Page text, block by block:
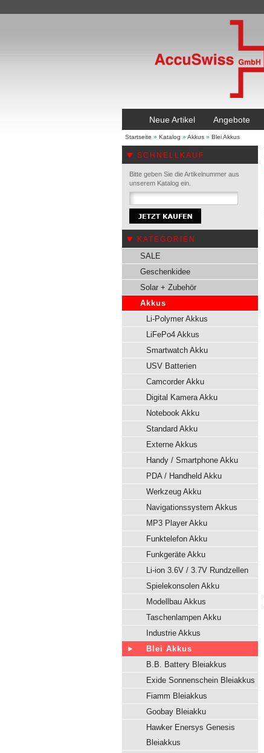
Neue Artikel Angebote
Startseite » Katalog » Akkus » Blei Akkus
SCHNELLKAUF
Bitte geben Sie die Artikelnummer aus
unserem Katalog ein.
KATEGORIEN
SALE
Geschenkidee
Solar + Zubehör
Akkus
Li-Polymer Akkus
LiFePo4 Akkus
Smartwatch Akku
USV Batterien
Camcorder Akku
Digital Kamera Akku
Notebook Akku
Standard Akku
Externe Akkus
Handy / Smartphone Akku
PDA / Handheld Akku
Werkzeug Akku
Navigationssystem Akkus
MP3 Player Akku
Funktelefon Akku
Funkgeräte Akku
Li-ion 3.6V / 3.7V Rundzellen
Spielekonsolen Akku
Modellbau Akkus
Taschenlampen Akku
Industrie Akkus
Blei Akkus
B.B. Battery Bleiakkus
Exide Sonnenschein Bleiakkus
Fiamm Bleiakkus
Goobay Bleiakku
Hawker Enersys Genesis
Bleiakkus